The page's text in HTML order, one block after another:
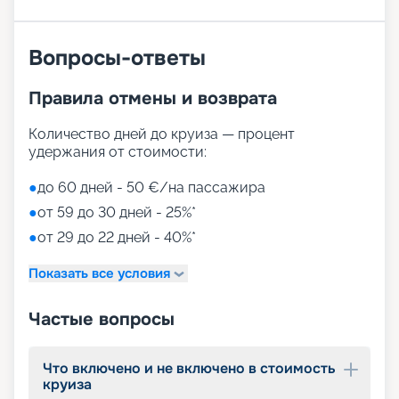
Вопросы-ответы
Правила отмены и возврата
Количество дней до круиза — процент
удержания от стоимости:
●до 60 дней - 50 €/на пассажира
●от 59 до 30 дней - 25%*
●от 29 до 22 дней - 40%*
Показать все условия
Частые вопросы
Что включено и не включено в стоимость
круиза